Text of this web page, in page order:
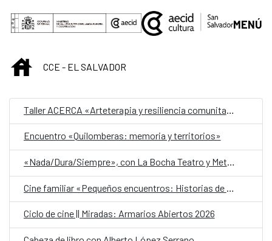
Saltar al contenido principal
MENÚ
INICIOCCE - EL SALVADOR
Encuentro «Quilomberas: memoria y territorios»
«Nada/Dura/Siempre», con La Bocha Teatro y Metafórica
Ciclo de cine || Miradas: Armarios Abiertos 2026